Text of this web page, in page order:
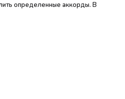
определенные аккорды. В